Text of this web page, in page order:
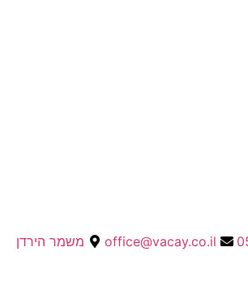
office@vacay.co.il משמר הירדן